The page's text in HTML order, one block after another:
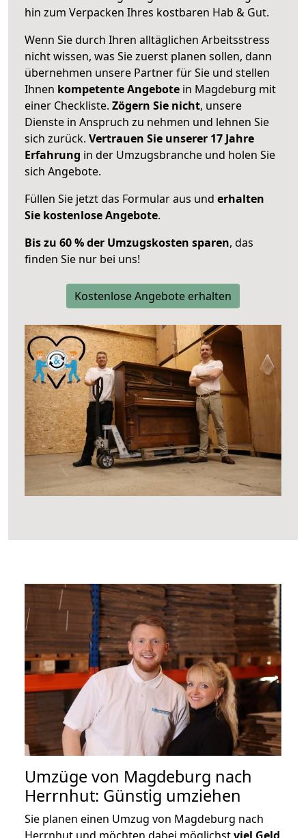
hin zum Verpacken Ihres kostbaren Hab & Gut.
Wenn Sie durch Ihren alltäglichen Arbeitsstress
nicht wissen, was Sie zuerst planen sollen, dann
übernehmen unsere Partner für Sie und stellen
Ihnen kompetente Angebote in Magdeburg mit
einer Checkliste. Zögern Sie nicht, unsere
Dienste in Anspruch zu nehmen und lehnen Sie
sich zurück. Vertrauen Sie unserer 17 Jahre
Erfahrung in der Umzugsbranche und holen Sie
sich Angebote.
Füllen Sie jetzt das Formular aus und erhalten
Sie kostenlose Angebote.
Bis zu 60 % der Umzugskosten sparen, das
finden Sie nur bei uns!
Kostenlose Angebote erhalten
Umzüge von Magdeburg nach
Herrnhut: Günstig umziehen
Sie planen einen Umzug von Magdeburg nach